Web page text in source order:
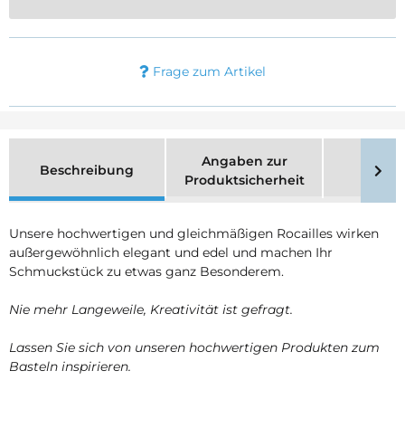
Frage zum Artikel
Beschreibung
Angaben zur
Produktsicherheit
Unsere hochwertigen und gleichmäßigen Rocailles wirken
außergewöhnlich elegant und edel und machen Ihr
Schmuckstück zu etwas ganz Besonderem.
Nie mehr Langeweile, Kreativität ist gefragt.
Lassen Sie sich von unseren hochwertigen Produkten zum
Basteln inspirieren.